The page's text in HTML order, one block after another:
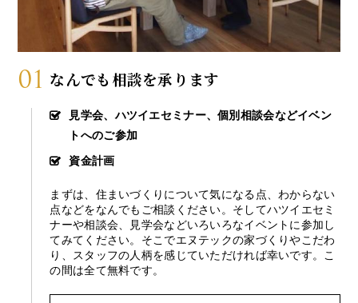
01 なんでも相談を承ります
見学会、ハツイエセミナー、個別相談会などイベン
トへのご参加
資金計画
まずは、住まいづくりについて気になる点、わからない
点などをなんでもご相談ください。そしてハツイエセミ
ナーや相談会、見学会などいろいろなイベントに参加し
てみてください。そこでエヌテックの家づくりやこだわ
り、スタッフの人柄を感じていただければ幸いです。こ
の間は全て無料です。